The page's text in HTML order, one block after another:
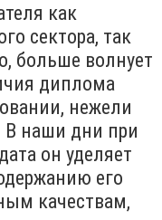
как
сектора, так
больше волнует
диплома
нежели
В наши дни при
он уделяет
его
качествам,